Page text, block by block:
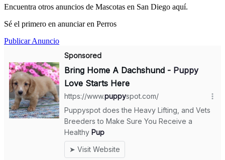
Encuentra otros anuncios de Mascotas en San Diego aquí.
Sé el primero en anunciar en Perros
Publicar Anuncio